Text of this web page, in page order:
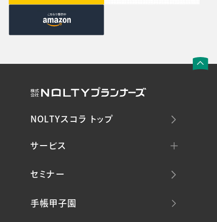
NOLTYスコラ トップ
サービス
セミナー
手帳甲子園